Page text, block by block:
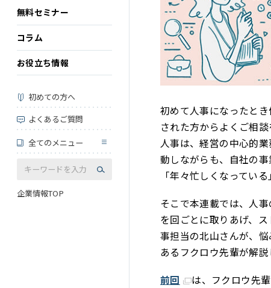
無料セミナー
コラム
お役立ち情報
初めての方へ
よくあるご質問
全てのメニュー
企業情報TOP
初めて人事になったと
された方からよくご相談
人事は、経営の中心的
動しながらも、自社の
「年々忙しくなってい
そこで本連載では、人
を回ごとに取りあげ、
事担当の北山さんが、
あるフクロウ先輩が解説
前回
は、フクロウ先